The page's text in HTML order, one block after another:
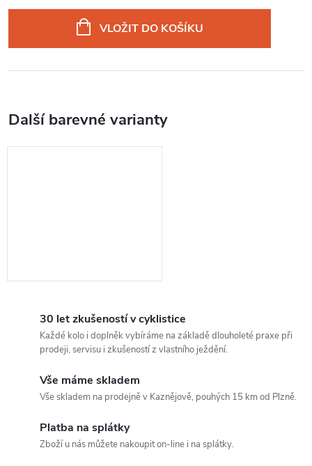
VLOŽIT DO KOŠÍKU
30 let zkušeností v cyklistice
Každé kolo i doplněk vybíráme na základě dlouholeté praxe při
prodeji, servisu i zkušeností z vlastního ježdění.
Vše máme skladem
Vše skladem na prodejně v Kaznějově, pouhých 15 km od Plzně.
Platba na splátky
Zboží u nás můžete nakoupit on-line i na splátky.